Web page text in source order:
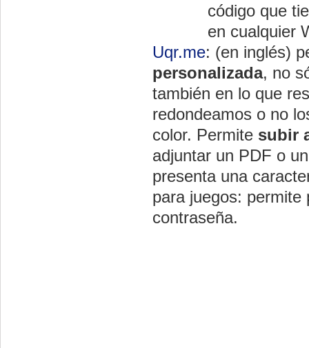
código que
en cualquier
Uqr.me: (en inglés)
personalizada, no
también en lo que
redondeamos o no
color. Permite subir
adjuntar un PDF o
presenta una
para juegos: permite
contraseña.